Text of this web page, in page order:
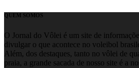
QUEM SOMOS
O Jornal do Vôlei é um site de
divulgar o que acontece no voleibol
Além, dos destaques, tanto no vôlei de
praia, a grande sacada de nosso site é a